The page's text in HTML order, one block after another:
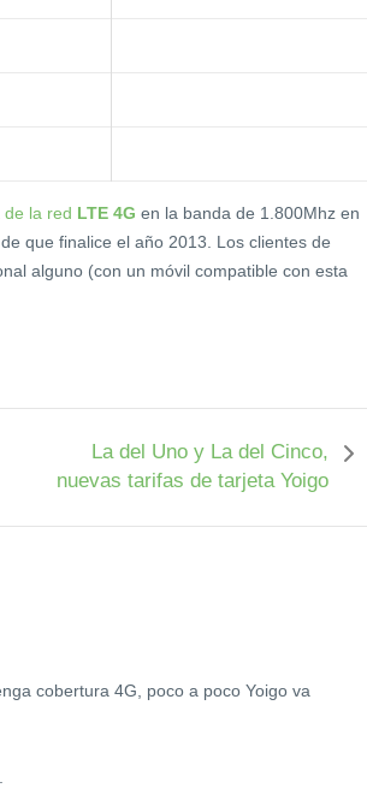
la red LTE 4G en la banda de 1.800Mhz en
que finalice el año 2013. Los clientes de
alguno (con un móvil compatible con esta
La del Uno y La del Cinco,
nuevas tarifas de tarjeta Yoigo
cobertura 4G, poco a poco Yoigo va